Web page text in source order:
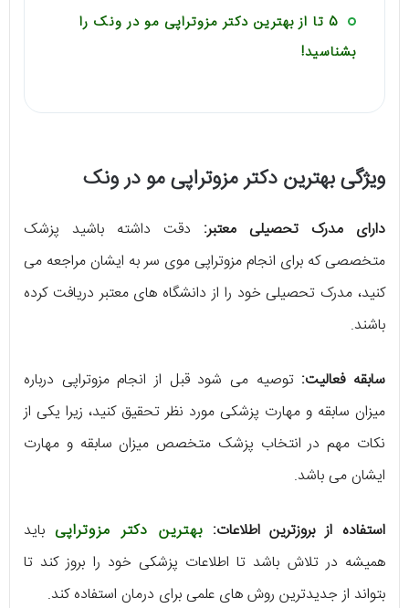
5 تا از بهترین دکتر مزوتراپی مو در ونک را
بشناسید!
ویژگی بهترین دکتر مزوتراپی مو در ونک
دارای مدرک تحصیلی معتبر: دقت داشته باشید پزشک
متخصصی که برای انجام مزوتراپی موی سر به ایشان مراجعه می
کنید، مدرک تحصیلی خود را از دانشگاه های معتبر دریافت کرده
باشند.
سابقه فعالیت: توصیه می شود قبل از انجام مزوتراپی درباره
میزان سابقه و مهارت پزشکی مورد نظر تحقیق کنید، زیرا یکی از
نکات مهم در انتخاب پزشک متخصص میزان سابقه و مهارت
ایشان می باشد.
استفاده از بروزترین اطلاعات:بهترین دکتر مزوتراپی باید
همیشه در تلاش باشد تا اطلاعات پزشکی خود را بروز کند تا
بتواند از جدیدترین روش های علمی برای درمان استفاده کند.